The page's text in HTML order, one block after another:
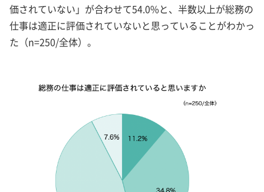
価されていない」が合わせて54.0%と、半数以上が総務の
仕事は適正に評価されていないと思っていることがわかっ
た（n=250/全体）。